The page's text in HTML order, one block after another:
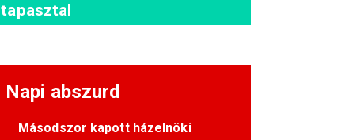
tapasztal
Napi abszurd
Másodszor kapott házelnöki